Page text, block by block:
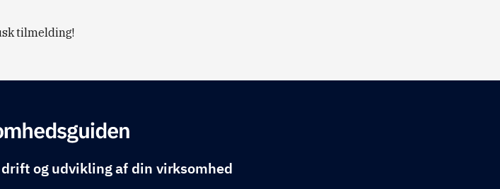
tilmelding!
og udvikling af din virksomhed